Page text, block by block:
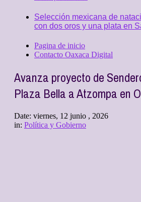
Selección mexicana de
con dos oros y una plata en
Pagina de inicio
Contacto Oaxaca Digital
Avanza proyecto de
Plaza Bella a Atzompa en
Date: viernes, 12 junio , 2026
in: Política y Gobierno